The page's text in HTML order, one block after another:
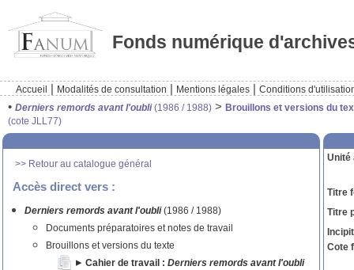
Fonds numérique
Accueil | Modalités de consultation | Mentions légales | Conditions
• Derniers remords avant l'oubli(1986 / 1988) > Brouillons et versions du
(cote JLL77)
>> Retour au catalogue général
Accès direct vers :
Derniers remords avant l'oubli(1986 / 1988)
Documents préparatoires et notes de travail
Brouillons et versions du texte
Cahier de travail : Derniers remords avant l'oubli
Unité
Titre
Titre
Incipit
Cote